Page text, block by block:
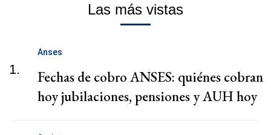
Las más vistas
1.
Anses
Fechas de cobro ANSES: quiénes cobran
hoy jubilaciones, pensiones y AUH hoy